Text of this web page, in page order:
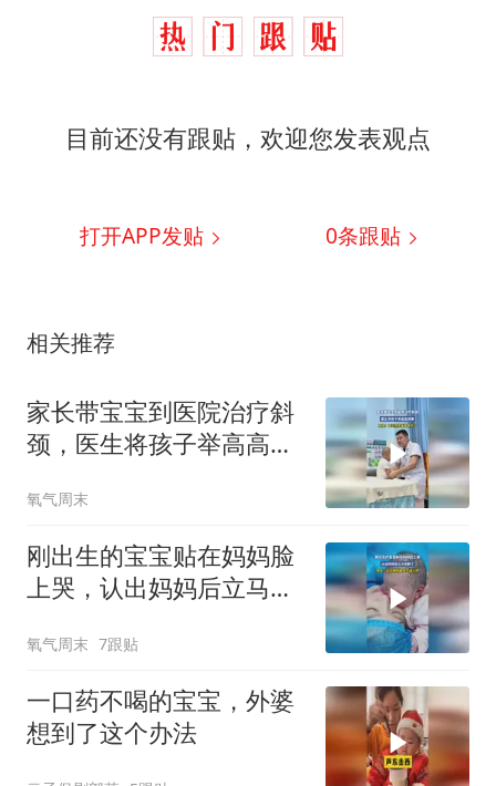
目前还没有跟贴，欢迎您发表观点
打开APP发贴 0条跟贴
相关推荐
家长带宝宝到医院治疗斜
颈，医生将孩子举高高观
很开心
氧气周末
刚出生的宝宝贴在妈妈脸
上哭，认出妈妈后立马安
母子连心吧
氧气周末 7跟贴
一口药不喝的宝宝，外婆
想到了这个办法